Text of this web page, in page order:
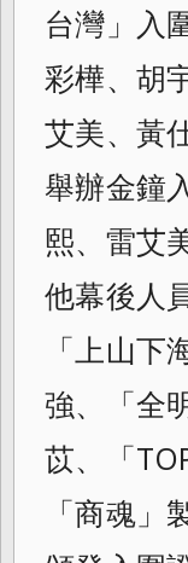
台灣」入
彩樺、胡
艾美、黃
舉辦金鐘
熙、雷艾
他幕後人
「上山下
強、「全
苡、「
「商魂」